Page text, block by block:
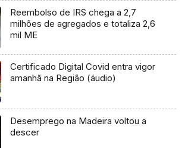
Reembolso de IRS chega a 2,7
milhões de agregados e totaliza 2,6
mil ME
Certificado Digital Covid entra vigor
amanhã na Região (áudio)
Desemprego na Madeira voltou a
descer